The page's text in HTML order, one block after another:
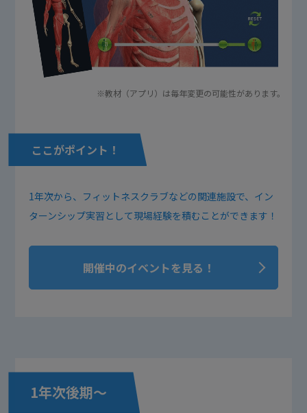
※教材（アプリ）は毎年変更の可能性があります。
ここがポイント！
1年次から、フィットネスクラブなどの関連施設で、イン
ターンシップ実習として現場経験を積むことができます！
開催中のイベントを見る！
1年次後期〜